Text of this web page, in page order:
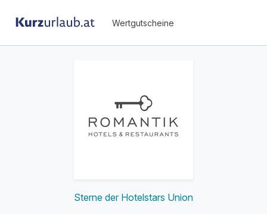
Wertgutscheine
Sterne der Hotelstars Union